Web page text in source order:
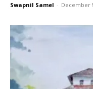
Swapnil Samel - December